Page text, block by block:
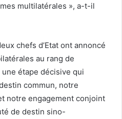
multilatérales », a-t-il
chefs d’Etat ont annoncé
au rang de
étape décisive qui
commun, notre
notre engagement conjoint
de destin sino-